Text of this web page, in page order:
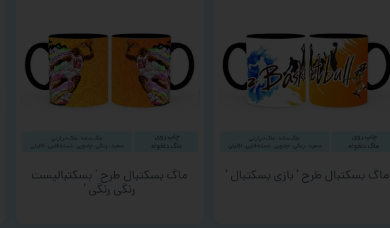
ماگ بسکتبال طرح ‘ بازی بسکتبال ‘ ماگ بسکتبال طرح ‘ بسکتبالیست
رنگی رنگی ‘